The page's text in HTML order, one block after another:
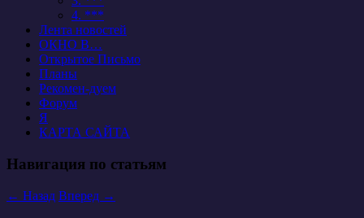
4. ***
Лента новостей
ОКНО В…
Открытое Письмо
Планы
Рекомен-дуем
Форум
Я
КАРТА САЙТА
Навигация по статьям
← Назад Вперед →